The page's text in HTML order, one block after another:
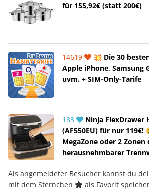
für 155,92€ (statt 200€)
14619
💥 Die 30
Apple iPhone, Samsung
uvm. + SIM-Only-Tarife
183
Ninja
(AF550EU) für nur 119€!
MegaZone oder 2 Zonen
herausnehmbarer
Als angemeldeter Besucher kannst du
mit dem Sternchen
als Favorit